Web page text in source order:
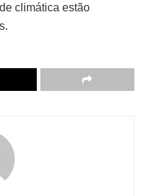
climática estão